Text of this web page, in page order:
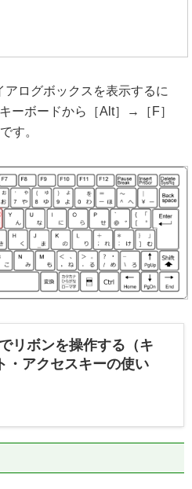
アログボックスを表示するに
ーボードから［Alt］→［F］
す。
リボンを操作する（キ
・アクセスキーの使い